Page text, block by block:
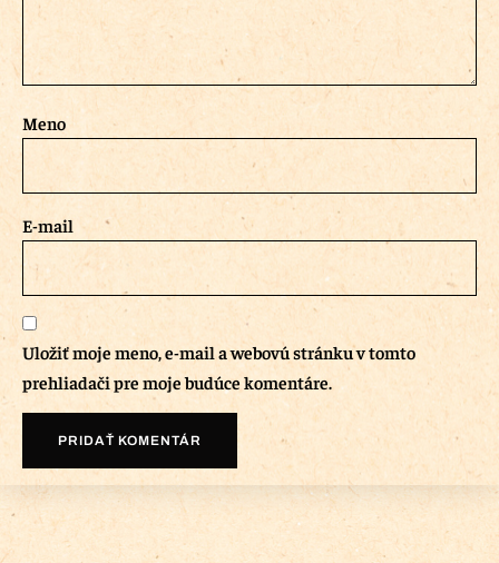
Meno
E-mail
Uložiť moje meno, e-mail a webovú stránku v tomto
prehliadači pre moje budúce komentáre.